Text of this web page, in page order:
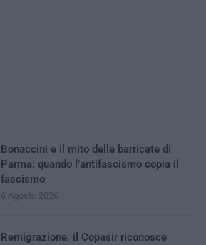
Bonaccini e il mito delle barricate di
Parma: quando l’antifascismo copia il
fascismo
6 Agosto 2026
Remigrazione, il Copasir riconosce